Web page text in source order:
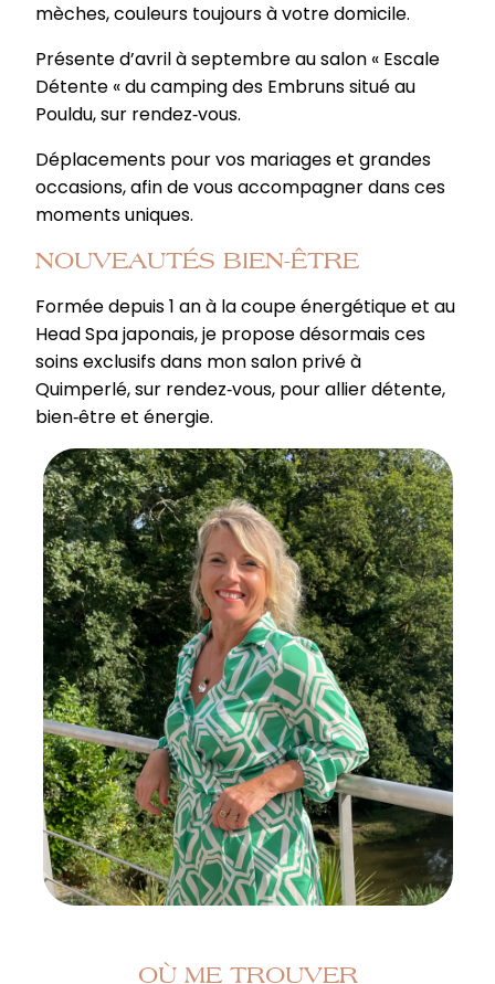
mèches, couleurs toujours à votre domicile.
Présente d’avril à septembre au salon « Escale
Détente « du camping des Embruns situé au
Pouldu, sur rendez‐vous.
Déplacements pour vos mariages et grandes
occasions, afin de vous accompagner dans ces
moments uniques.
NOUVEAUTÉS BIEN-ÊTRE
Formée depuis 1 an à la coupe énergétique et au
Head Spa japonais, je propose désormais ces
soins exclusifs dans mon salon privé à
Quimperlé, sur rendez‐vous, pour allier détente,
bien‐être et énergie.
OÙ ME TROUVER